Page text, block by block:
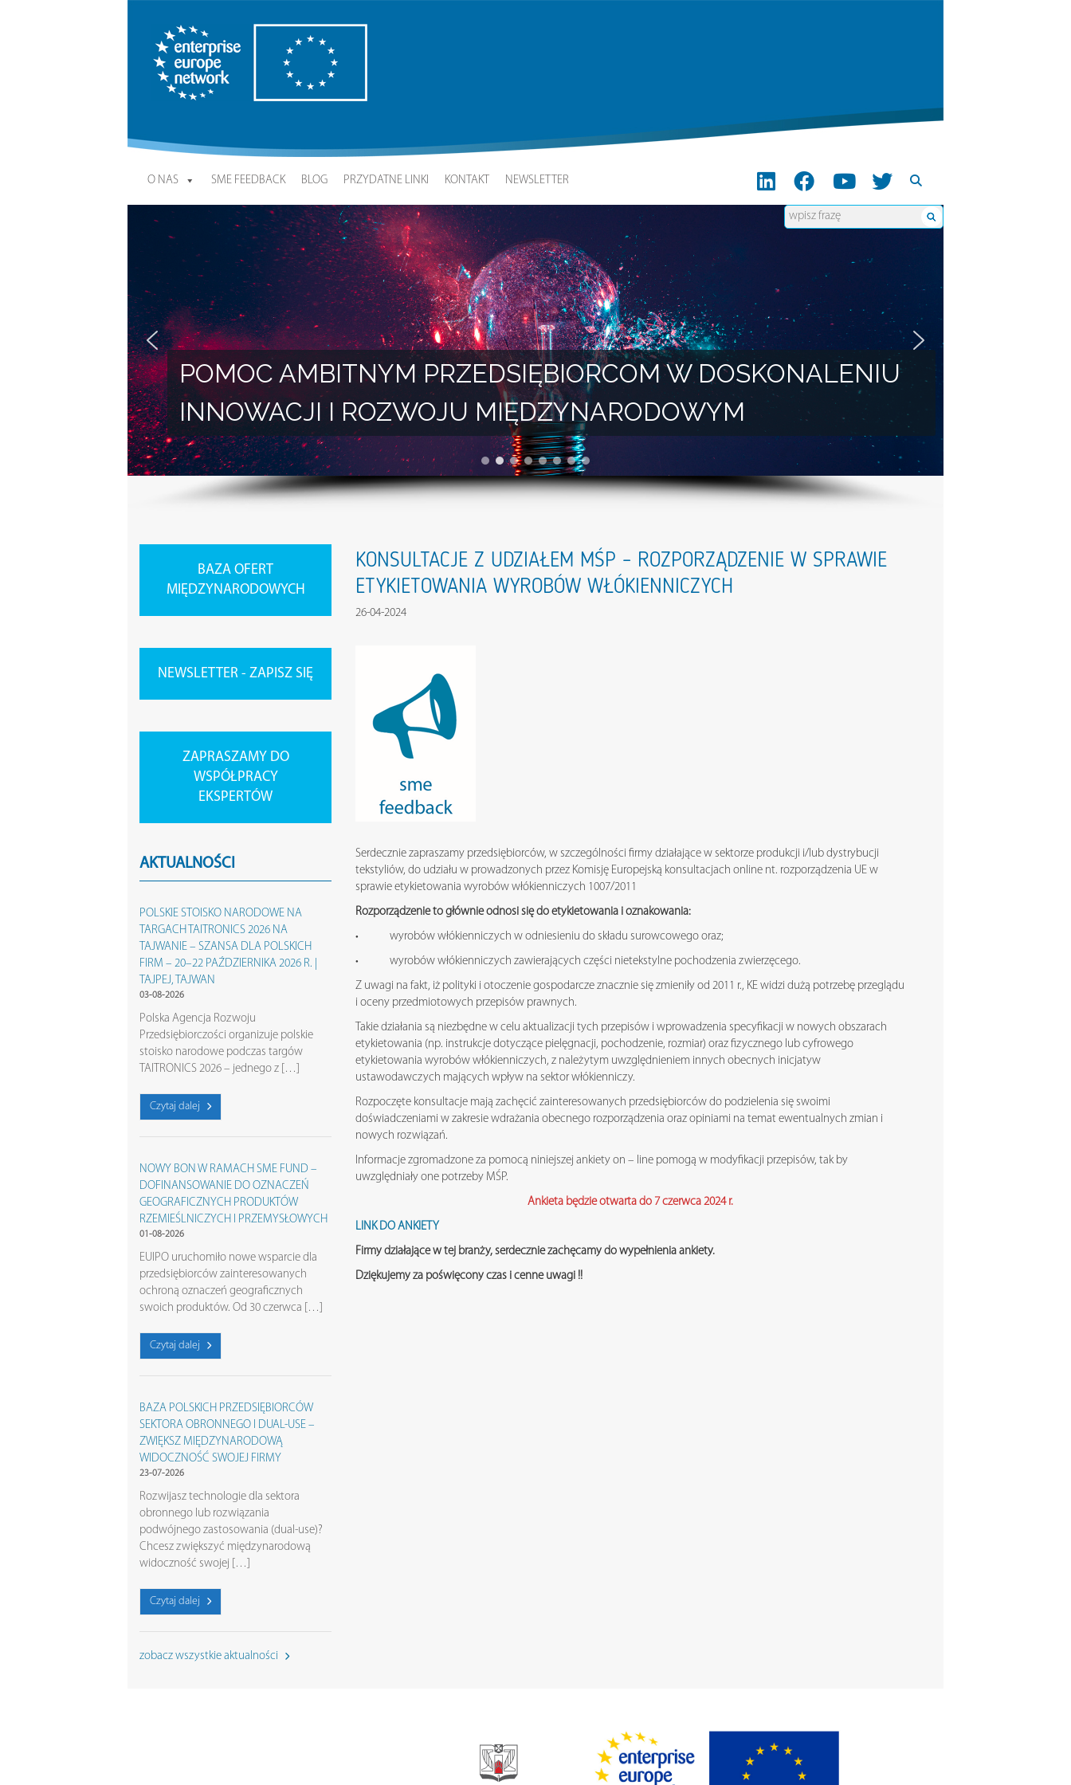
Enterprise Europe Network
O NAS SME FEEDBACK BLOG PRZYDATNE LINKI KONTAKT NEWSLETTER
POMOC AMBITNYM PRZEDSIĘBIORCOM W DOSKONALENIU
INNOWACJI I ROZWOJU MIĘDZYNARODOWYM
BAZA OFERT
MIĘDZYNARODOWYCH
NEWSLETTER - ZAPISZ SIĘ
ZAPRASZAMY DO
WSPÓŁPRACY
EKSPERTÓW
AKTUALNOŚCI
POLSKIE STOISKO NARODOWE NA
TARGACH TAITRONICS 2026 NA
TAJWANIE – SZANSA DLA POLSKICH
FIRM – 20–22 PAŹDZIERNIKA 2026 R. |
TAJPEJ, TAJWAN
03-08-2026
Polska Agencja Rozwoju
Przedsiębiorczości organizuje polskie
stoisko narodowe podczas targów
TAITRONICS 2026 – jednego z […]
Czytaj dalej
NOWY BON W RAMACH SME FUND –
DOFINANSOWANIE DO OZNACZEŃ
GEOGRAFICZNYCH PRODUKTÓW
RZEMIEŚLNICZYCH I PRZEMYSŁOWYCH
01-08-2026
EUIPO uruchomiło nowe wsparcie dla
przedsiębiorców zainteresowanych
ochroną oznaczeń geograficznych
swoich produktów. Od 30 czerwca […]
Czytaj dalej
BAZA POLSKICH PRZEDSIĘBIORCÓW
SEKTORA OBRONNEGO I DUAL-USE –
ZWIĘKSZ MIĘDZYNARODOWĄ
WIDOCZNOŚĆ SWOJEJ FIRMY
23-07-2026
Rozwijasz technologie dla sektora
obronnego lub rozwiązania
podwójnego zastosowania (dual-use)?
Chcesz zwiększyć międzynarodową
widoczność swojej […]
Czytaj dalej
zobacz wszystkie aktualności
KONSULTACJE Z UDZIAŁEM MŚP – ROZPORZĄDZENIE W SPRAWIE
ETYKIETOWANIA WYROBÓW WŁÓKIENNICZYCH
26-04-2024
Serdecznie zapraszamy przedsiębiorców, w szczególności firmy działające w sektorze produkcji i/lub dystrybucji
tekstyliów, do udziału w prowadzonych przez Komisję Europejską konsultacjach online nt. rozporządzenia UE w
sprawie etykietowania wyrobów włókienniczych 1007/2011
Rozporządzenie to głównie odnosi się do etykietowania i oznakowania:
• wyrobów włókienniczych w odniesieniu do składu surowcowego oraz;
• wyrobów włókienniczych zawierających części nietekstylne pochodzenia zwierzęcego.
Z uwagi na fakt, iż polityki i otoczenie gospodarcze znacznie się zmieniły od 2011 r., KE widzi dużą potrzebę przeglądu
i oceny przedmiotowych przepisów prawnych.
Takie działania są niezbędne w celu aktualizacji tych przepisów i wprowadzenia specyfikacji w nowych obszarach
etykietowania (np. instrukcje dotyczące pielęgnacji, pochodzenie, rozmiar) oraz fizycznego lub cyfrowego
etykietowania wyrobów włókienniczych, z należytym uwzględnieniem innych obecnych inicjatyw
ustawodawczych mających wpływ na sektor włókienniczy.
Rozpoczęte konsultacje mają zachęcić zainteresowanych przedsiębiorców do podzielenia się swoimi
doświadczeniami w zakresie wdrażania obecnego rozporządzenia oraz opiniami na temat ewentualnych zmian i
nowych rozwiązań.
Informacje zgromadzone za pomocą niniejszej ankiety on – line pomogą w modyfikacji przepisów, tak by
uwzględniały one potrzeby MŚP.
Ankieta będzie otwarta do 7 czerwca 2024 r.
LINK DO ANKIETY
Firmy działające w tej branży, serdecznie zachęcamy do wypełnienia ankiety.
Dziękujemy za poświęcony czas i cenne uwagi !!